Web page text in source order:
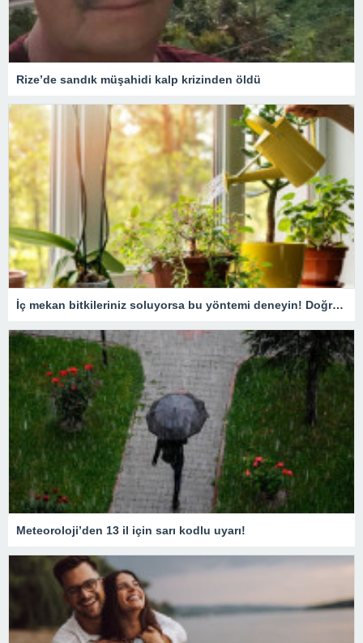
Rize’de sandık müşahidi kalp krizinden öldü
İç mekan bitkileriniz soluyorsa bu yöntemi deneyin! Doğru bakım teknikleri ile capcanlı kalacak
Meteoroloji’den 13 il için sarı kodlu uyarı!